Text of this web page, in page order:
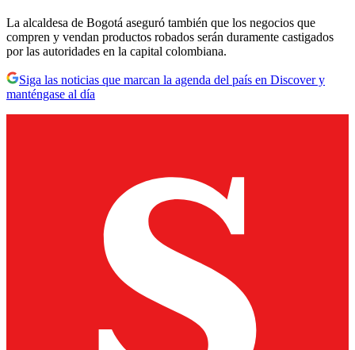
La alcaldesa de Bogotá aseguró también que los negocios que
compren y vendan productos robados serán duramente castigados
por las autoridades en la capital colombiana.
Siga las noticias que marcan la agenda del país en Discover y
manténgase al día